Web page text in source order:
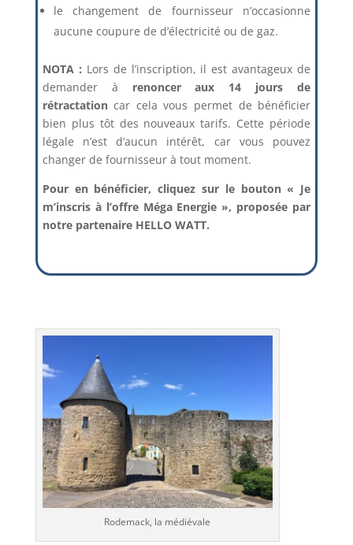
le changement de fournisseur n’occasionne
aucune coupure de d’électricité ou de gaz.
NOTA : Lors de l’inscription, il est avantageux de
demander à renoncer aux 14 jours de
rétractationcar cela vous permet de bénéficier
bien plus tôt des nouveaux tarifs. Cette période
légale n’est d’aucun intérêt, car vous pouvez
changer de fournisseur à tout moment.
Pour en bénéficier, cliquez sur le bouton « Je
m’inscris à l’offre Méga Energie », proposée par
notre partenaire HELLO WATT.
Rodemack, la médiévale